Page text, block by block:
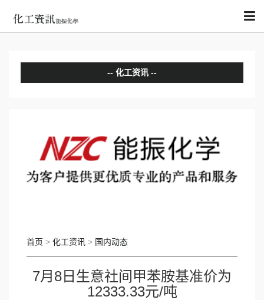
化工资讯
国际动态
首页 > 化工资讯 > 国内动态
7月8日生意社间甲苯胺基准价为
12333.33元/吨